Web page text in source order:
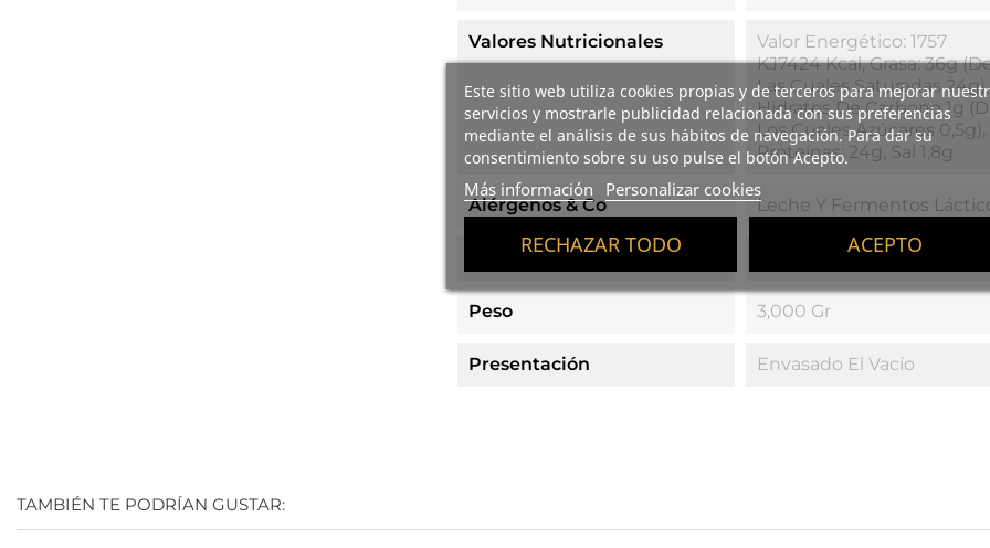
Este sitio web utiliza cookies propias y de terceros para mejorar
servicios y mostrarle publicidad relacionada con sus preferencias
mediante el análisis de sus hábitos de navegación. Para dar su
consentimiento sobre su uso pulse el botón Acepto.
Más información Personalizar cookies
RECHAZAR TODO ACEPTO
Valores Nutricionales
Valor Energético: 1757
KJ7424 Kcal, Grasa: 36g
Las Cuales Saturadas 24g),
Hidratos De Carbono 1g
Los Cuales Azúcares 0,5g),
Proteínas: 24g, Sal 1,8g
Alérgenos & Co Leche Y Fermentos
Tipo De Leche Leche De Oveja
Peso 3,000 Gr
Presentación Envasado El Vacío
TAMBIÉN TE PODRÍAN GUSTAR: